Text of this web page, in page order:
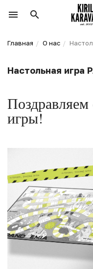
Главная О нас
Настольная игра
игры!